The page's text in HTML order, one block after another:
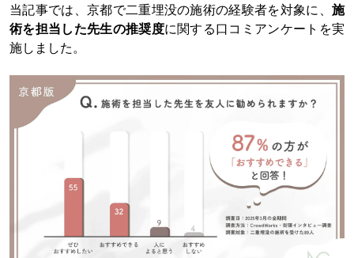
当記事では、京都で二重埋没の施術の経験者を対象に、 施
術を担当した先生の推奨度に関する口コミアンケートを実
施しました。